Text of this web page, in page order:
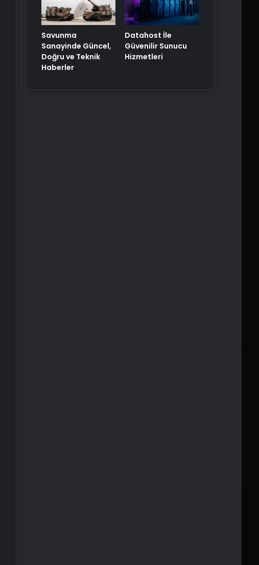
Savunma
Sanayinde Güncel,
Doğru ve Teknik
Haberler
Datahost İle
Güvenilir Sunucu
Hizmetleri